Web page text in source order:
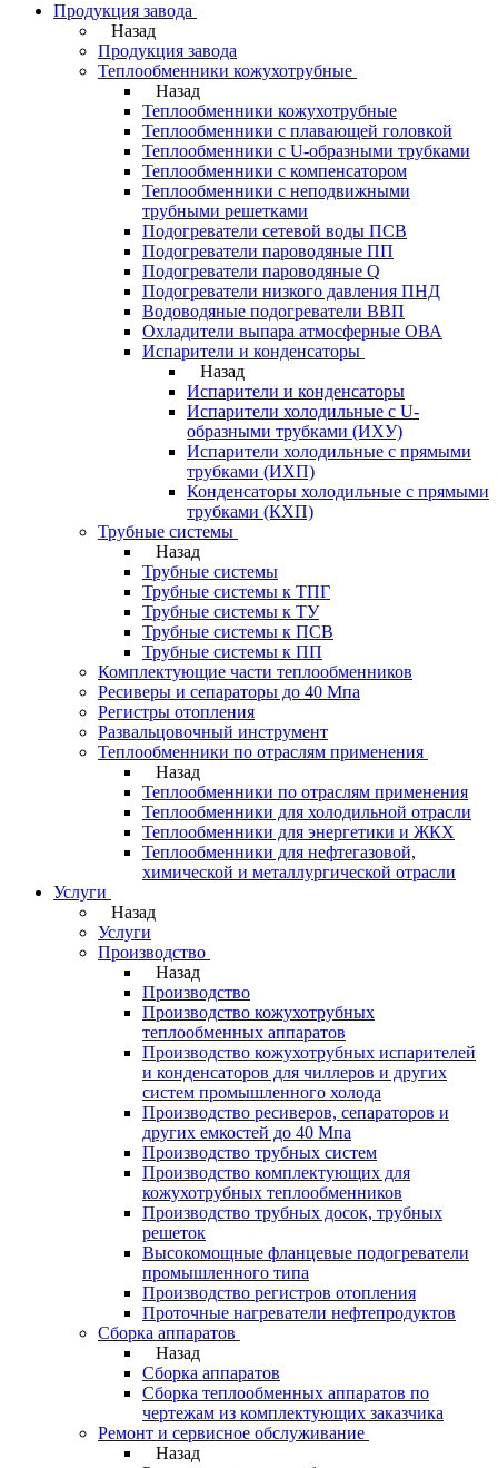
Продукция завода
Назад
Продукция завода
Теплообменники кожухотрубные
Назад
Теплообменники кожухотрубные
Теплообменники с плавающей головкой
Теплообменники с U-образными трубками
Теплообменники с компенсатором
Теплообменники с неподвижными
трубными решетками
Подогреватели сетевой воды ПСВ
Подогреватели пароводяные ПП
Подогреватели пароводяные Q
Подогреватели низкого давления ПНД
Водоводяные подогреватели ВВП
Охладители выпара атмосферные ОВА
Испарители и конденсаторы
Назад
Испарители и конденсаторы
Испарители холодильные с U-
образными трубками (ИХУ)
Испарители холодильные с прямыми
трубками (ИХП)
Конденсаторы холодильные с прямыми
трубками (КХП)
Трубные системы
Назад
Трубные системы
Трубные системы к ТПГ
Трубные системы к ТУ
Трубные системы к ПСВ
Трубные системы к ПП
Комплектующие части теплообменников
Ресиверы и сепараторы до 40 Мпа
Регистры отопления
Развальцовочный инструмент
Теплообменники по отраслям применения
Назад
Теплообменники по отраслям применения
Теплообменники для холодильной отрасли
Теплообменники для энергетики и ЖКХ
Теплообменники для нефтегазовой,
химической и металлургической отрасли
Услуги
Назад
Услуги
Производство
Назад
Производство
Производство кожухотрубных
теплообменных аппаратов
Производство кожухотрубных испарителей
и конденсаторов для чиллеров и других
систем промышленного холода
Производство ресиверов, сепараторов и
других емкостей до 40 Мпа
Производство трубных систем
Производство комплектующих для
кожухотрубных теплообменников
Производство трубных досок, трубных
решеток
Высокомощные фланцевые подогреватели
промышленного типа
Производство регистров отопления
Проточные нагреватели нефтепродуктов
Сборка аппаратов
Назад
Сборка аппаратов
Сборка теплообменных аппаратов по
чертежам из комплектующих заказчика
Ремонт и сервисное обслуживание
Назад